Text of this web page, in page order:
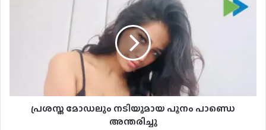
പ്രശസ്ത മോഡലും നടിയുമായ പൂനം പാണ്ഡെ
അന്തരിച്ചു